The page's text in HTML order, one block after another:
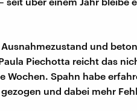
und
Piechotta reicht das
Wochen. Spahn habe
und dabei mehr